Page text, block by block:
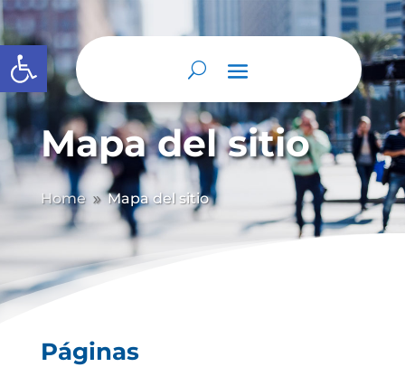
Abrir barra de herramientas
Mapa del sitio
Home 9 Mapa del sitio
Páginas